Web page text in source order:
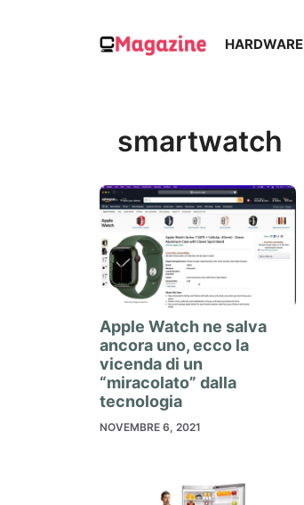
HARDWARE
smartwatch
Apple Watch ne salva
ancora uno, ecco la
vicenda di un
“miracolato” dalla
tecnologia
NOVEMBRE 6, 2021